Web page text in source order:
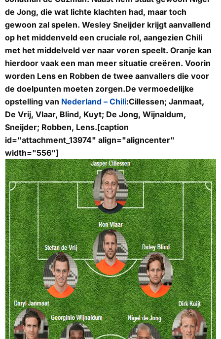
de Jong, die wat lichte klachten had, maar toch
gewoon zal spelen. Wesley Sneijder krijgt aanvallend
op het middenveld een cruciale rol, aangezien Chili
met het middelveld ver naar voren speelt. Oranje kan
hierdoor vaak een man meer situatie creëren. Voorin
worden Lens en Robben de twee aanvallers die voor
de doelpunten moeten zorgen.De vermoedelijke
opstelling van Nederland – Chili:Cillessen; Janmaat,
De Vrij, Vlaar, Blind, Kuyt; De Jong, Wijnaldum,
Sneijder; Robben, Lens.[caption
id="attachment_13974" align="aligncenter"
width="556"]